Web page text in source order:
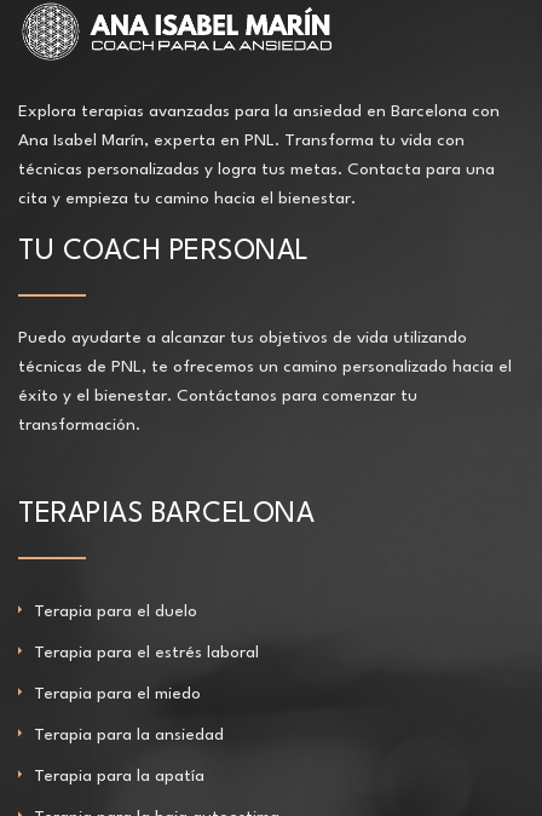
Explora terapias avanzadas para la ansiedad en Barcelona con
Ana Isabel Marín, experta en PNL. Transforma tu vida con
técnicas personalizadas y logra tus metas. Contacta para una
cita y empieza tu camino hacia el bienestar.
TU COACH PERSONAL
Puedo ayudarte a alcanzar tus objetivos de vida utilizando
técnicas de PNL, te ofrecemos un camino personalizado hacia el
éxito y el bienestar. Contáctanos para comenzar tu
transformación.
TERAPIAS BARCELONA
Terapia para el duelo
Terapia para el estrés laboral
Terapia para el miedo
Terapia para la ansiedad
Terapia para la apatía